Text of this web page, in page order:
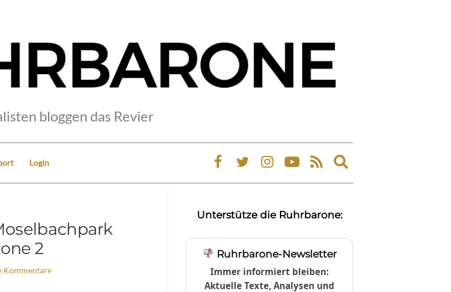
bloggen das Revier
Login
Expand
search
2
Kommentare
Unterstütze die Ruhrbarone:
Ruhrbarone-Newsletter
Immer informiert bleiben:
Aktuelle Texte, Analysen und